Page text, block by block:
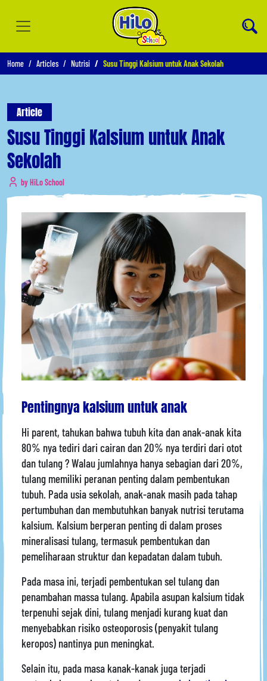
Home Articles Nutrisi Susu Tinggi Kalsium untuk Anak Sekolah
Article
Susu Tinggi Kalsium untuk Anak
Sekolah
by HiLo School
Pentingnya kalsium untuk anak
Hi parent, tahukan bahwa tubuh kita dan anak-anak kita
80% nya tediri dari cairan dan 20% nya terdiri dari otot
dan tulang ? Walau jumlahnya hanya sebagian dari 20%,
tulang memiliki peranan penting dalam pembentukan
tubuh. Pada usia sekolah, anak-anak masih pada tahap
pertumbuhan dan membutuhkan banyak nutrisi terutama
kalsium. Kalsium berperan penting di dalam proses
mineralisasi tulang, termasuk pembentukan dan
pemeliharaan struktur dan kepadatan dalam tubuh.
Pada masa ini, terjadi pembentukan sel tulang dan
penambahan massa tulang. Apabila asupan kalsium tidak
terpenuhi sejak dini, tulang menjadi kurang kuat dan
menyebabkan risiko osteoporosis (penyakit tulang
keropos) nantinya pun meningkat.
Selain itu, pada masa kanak-kanak juga terjadi